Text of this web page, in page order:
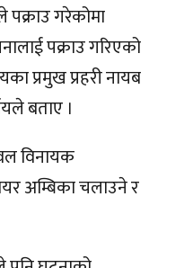
पक्राउ गरेकोमा
पक्राउ गरिएको
प्रमुख प्रहरी नायब
बताए ।
विनायक
अम्बिका चलाउने र